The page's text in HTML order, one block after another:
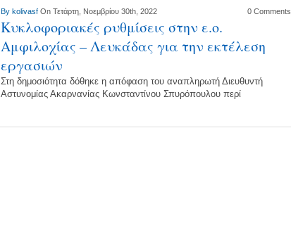
By kolivasf On Τετάρτη, Νοεμβρίου 30th, 2022 0 Comments
Κυκλοφοριακές ρυθμίσεις στην ε.ο.
Αμφιλοχίας – Λευκάδας για την εκτέλεση
εργασιών
Στη δημοσιότητα δόθηκε η απόφαση του αναπληρωτή Διευθυντή
Αστυνομίας Ακαρνανίας Κωνσταντίνου Σπυρόπουλου περί